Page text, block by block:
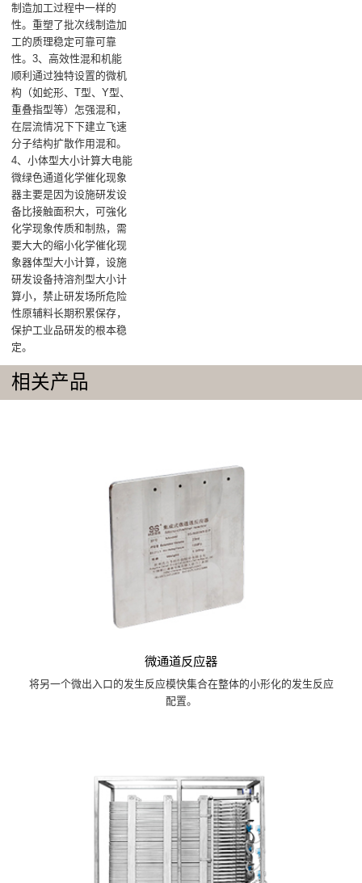
制造加工过程中一样的
性。重塑了批次线制造加
工的质理稳定可靠可靠
性。3、高效性混和机能
顺利通过独特设置的微机
构（如蛇形、T型、Y型、
重叠指型等）怎强混和，
在层流情况下下建立飞速
分子结构扩散作用混和。
4、小体型大小计算大电能
微绿色通道化学催化现象
器主要是因为设施研发设
备比接触面积大，可強化
化学现象传质和制热，需
要大大的缩小化学催化现
象器体型大小计算，设施
研发设备持溶剂型大小计
算小，禁止研发场所危险
性原辅料长期积累保存，
保护工业品研发的根本稳
定。
相关产品
微通道反应器
将另一个微出入口的发生反应模快集合在整体的小形化的发生反应
配置。